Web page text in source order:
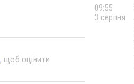
, щоб оцінити
09:55
3 серпня